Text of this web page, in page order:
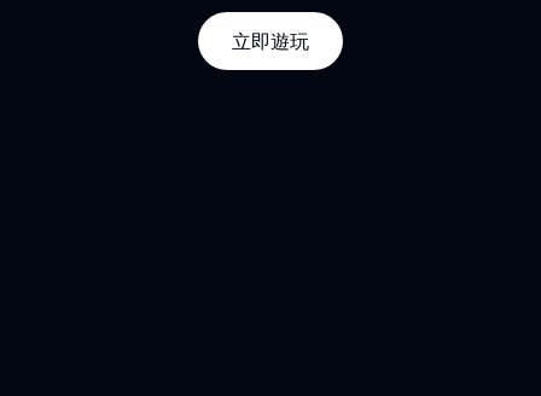
立即遊玩